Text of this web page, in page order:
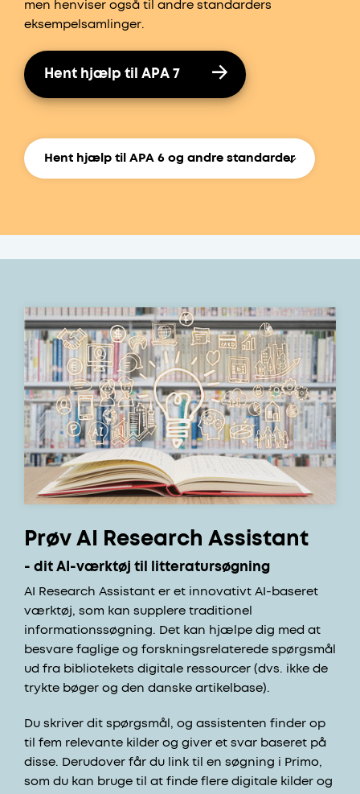
men henviser også til andre standarders
eksempelsamlinger.
Hent hjælp til APA 7
Hent hjælp til APA 6 og andre standarder
Prøv AI Research Assistant
- dit AI-værktøj til litteratursøgning
AI Research Assistant er et innovativt AI-baseret
værktøj, som kan supplere traditionel
informationssøgning. Det kan hjælpe dig med at
besvare faglige og forskningsrelaterede spørgsmål
ud fra bibliotekets digitale ressourcer (dvs. ikke de
trykte bøger og den danske artikelbase).
Du skriver dit spørgsmål, og assistenten finder op
til fem relevante kilder og giver et svar baseret på
disse. Derudover får du link til en søgning i Primo,
som du kan bruge til at finde flere digitale kilder og